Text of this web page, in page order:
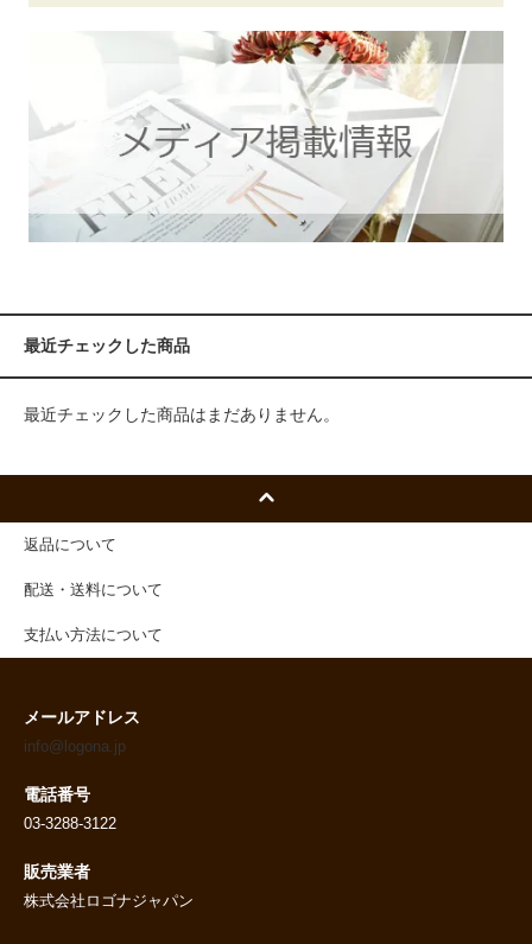
最近チェックした商品
最近チェックした商品はまだありません。
返品について
配送・送料について
支払い方法について
メールアドレス
info@logona.jp
電話番号
03-3288-3122
販売業者
株式会社ロゴナジャパン